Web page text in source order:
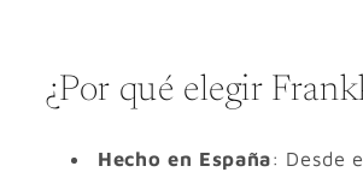
¿Por qué elegir
Hecho en España: Desde